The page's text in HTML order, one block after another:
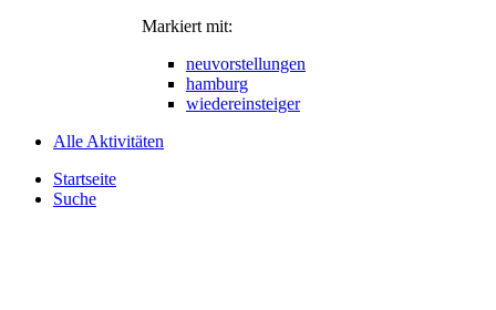
Markiert mit:
neuvorstellungen
hamburg
wiedereinsteiger
Alle Aktivitäten
Startseite
Suche